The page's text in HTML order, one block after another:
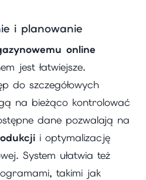
i planowanie
online
jest łatwiejsze.
do szczegółowych
na bieżąco kontrolować
dane pozwalają na
i optymalizację
System ułatwia też
takimi jak